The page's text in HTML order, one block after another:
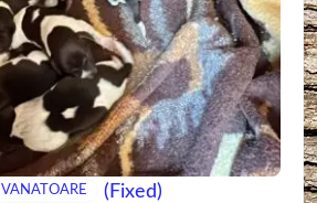
VANATOARE (Fixed)